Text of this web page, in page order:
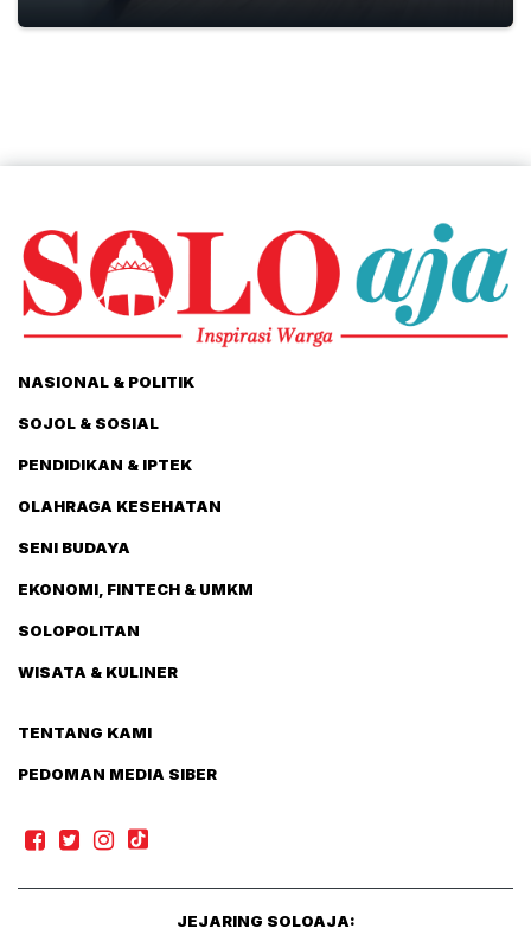
NASIONAL & POLITIK
SOJOL & SOSIAL
PENDIDIKAN & IPTEK
OLAHRAGA KESEHATAN
SENI BUDAYA
EKONOMI, FINTECH & UMKM
SOLOPOLITAN
WISATA & KULINER
TENTANG KAMI
PEDOMAN MEDIA SIBER
JEJARING SOLOAJA: